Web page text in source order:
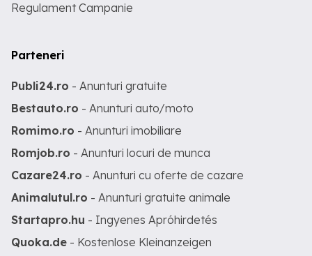
Regulament Campanie
Parteneri
Publi24.ro - Anunturi gratuite
Bestauto.ro - Anunturi auto/moto
Romimo.ro - Anunturi imobiliare
Romjob.ro - Anunturi locuri de munca
Cazare24.ro - Anunturi cu oferte de cazare
Animalutul.ro - Anunturi gratuite animale
Startapro.hu - Ingyenes Apróhirdetés
Quoka.de - Kostenlose Kleinanzeigen